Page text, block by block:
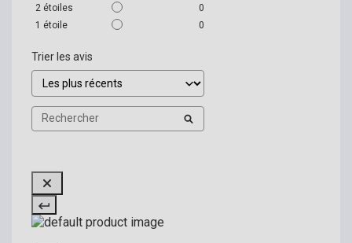
2 étoiles
0
1 étoile 0
Trier les avis